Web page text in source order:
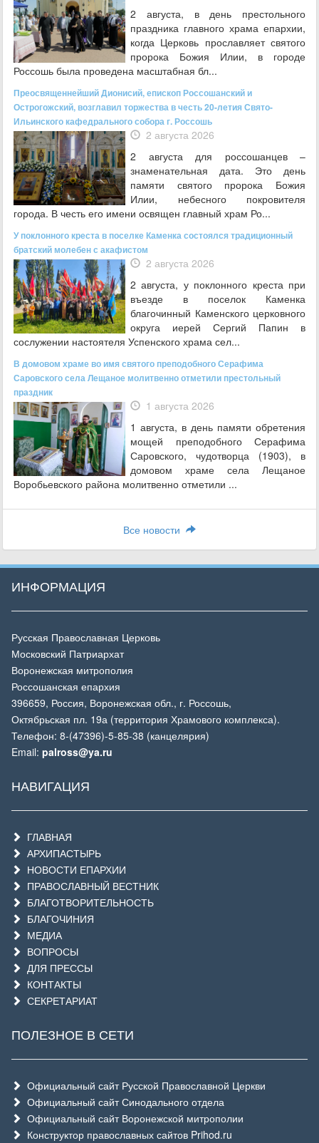
2 августа, в день престольного
праздника главного храма епархии,
когда Церковь прославляет святого
пророка Божия Илии, в городе
Россошь была проведена масштабная бл...
Преосвященнейший Дионисий, епископ Россошанский и
Острогожский, возглавил торжества в честь 20-летия Свято-
Ильинского кафедрального собора г. Россошь
2 августа 2026
2 августа для россошанцев –
знаменательная дата. Это день
памяти святого пророка Божия
Илии, небесного покровителя
города. В честь его имени освящен главный храм Ро...
У поклонного креста в поселке Каменка состоялся традиционный
братский молебен с акафистом
2 августа 2026
2 августа, у поклонного креста при
въезде в поселок Каменка
благочинный Каменского церковного
округа иерей Сергий Папин в
сослужении настоятеля Успенского храма сел...
В домовом храме во имя святого преподобного Серафима
Саровского села Лещаное молитвенно отметили престольный
праздник
1 августа 2026
1 августа, в день памяти обретения
мощей преподобного Серафима
Саровского, чудотворца (1903), в
домовом храме села Лещаное
Воробьевского района молитвенно отметили ...
Все новости
ИНФОРМАЦИЯ
Русская Православная Церковь
Московский Патриархат
Воронежская митрополия
Россошанская епархия
396659, Россия, Воронежская обл., г. Россошь,
Октябрьская пл. 19а (территория Храмового комплекса).
Телефон: 8-(47396)-5-85-38 (канцелярия)
Email: palross@ya.ru
НАВИГАЦИЯ
ГЛАВНАЯ
АРХИПАСТЫРЬ
НОВОСТИ ЕПАРХИИ
ПРАВОСЛАВНЫЙ ВЕСТНИК
БЛАГОТВОРИТЕЛЬНОСТЬ
БЛАГОЧИНИЯ
МЕДИА
ВОПРОСЫ
ДЛЯ ПРЕССЫ
КОНТАКТЫ
СЕКРЕТАРИАТ
ПОЛЕЗНОЕ В СЕТИ
Официальный сайт Русской Православной Церкви
Официальный сайт Синодального отдела
Официальный сайт Воронежской митрополии
Конструктор православных сайтов Prihod.ru